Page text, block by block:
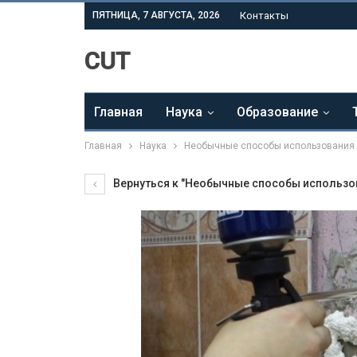
ПЯТНИЦА, 7 АВГУСТА, 2026 Контакты
CUT
Главная Наука Образование
Главная Наука Необычные способы
Вернуться к "Необычные способы